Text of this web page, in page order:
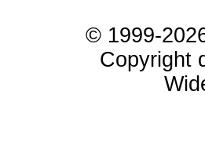
© 1999-
Copyright